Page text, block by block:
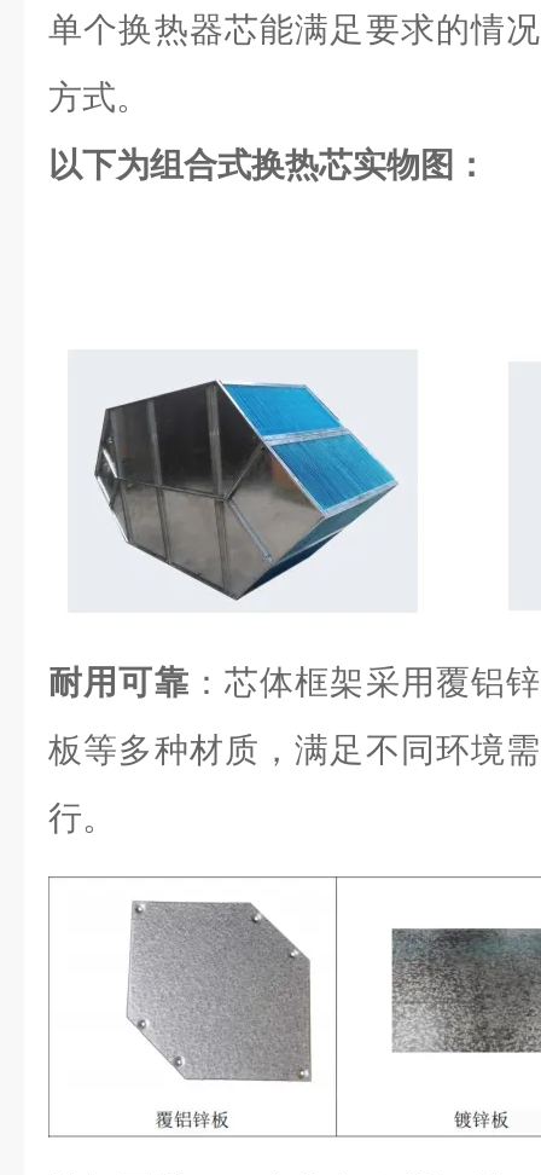
单个换热器芯能满足要求的情
方式。
以下为组合式换热芯实物图：
耐用可靠 ：芯体框架采用覆铝
板等多种材质，满足不同环境
行。